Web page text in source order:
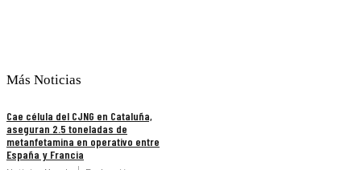
Más Noticias
Cae célula del CJNG en Cataluña,
aseguran 2.5 toneladas de
metanfetamina en operativo entre
España y Francia